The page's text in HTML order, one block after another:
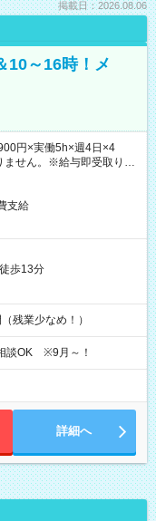
掲載日：2026.08.06
10～16時！メ
円×実働5h×週4日×4
せん。※給与即受取りサ
支給
歩13分
残業少なめ！）
談OK ※9月～！
詳細へ